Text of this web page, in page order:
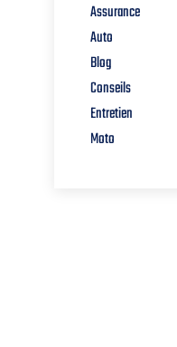
Assurance
Auto
Blog
Conseils
Entretien
Moto